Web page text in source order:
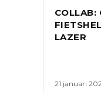
COLLAB:
LAZER
21 januari